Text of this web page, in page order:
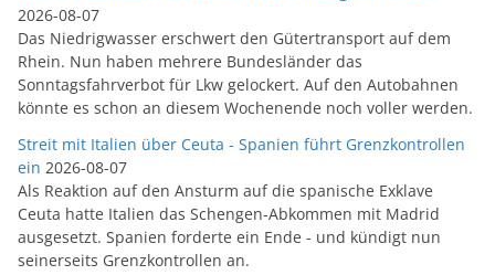
2026-08-07
Das Niedrigwasser erschwert den Gütertransport auf dem
Rhein. Nun haben mehrere Bundesländer das
Sonntagsfahrverbot für Lkw gelockert. Auf den Autobahnen
könnte es schon an diesem Wochenende noch voller werden.
Streit mit Italien über Ceuta - Spanien führt Grenzkontrollen
ein 2026-08-07
Als Reaktion auf den Ansturm auf die spanische Exklave
Ceuta hatte Italien das Schengen-Abkommen mit Madrid
ausgesetzt. Spanien forderte ein Ende - und kündigt nun
seinerseits Grenzkontrollen an.